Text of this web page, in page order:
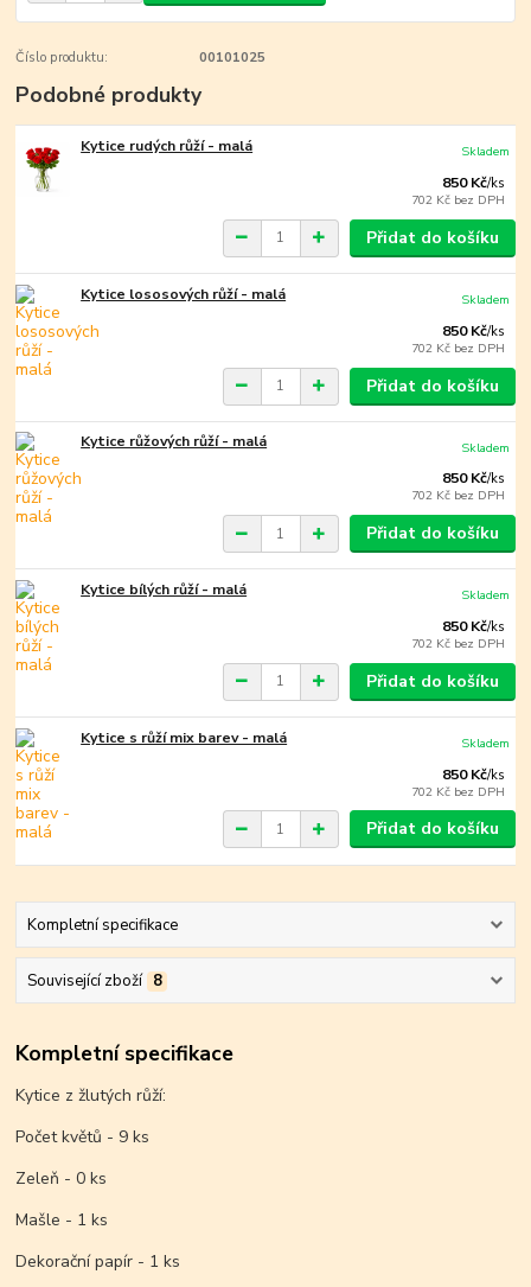
Číslo produktu: 00101025
Podobné produkty
Kytice rudých růží - malá
850 Kč/ks
702 Kč bez DPH
Skladem
Přidat do košíku
Kytice lososových růží - malá
850 Kč/ks
702 Kč bez DPH
Skladem
Přidat do košíku
Kytice růžových růží - malá
850 Kč/ks
702 Kč bez DPH
Skladem
Přidat do košíku
Kytice bílých růží - malá
850 Kč/ks
702 Kč bez DPH
Skladem
Přidat do košíku
Kytice s růží mix barev - malá
850 Kč/ks
702 Kč bez DPH
Skladem
Přidat do košíku
Kompletní specifikace
Související zboží 8
Kompletní specifikace
Kytice z žlutých růží:
Počet květů - 9 ks
Zeleň - 0 ks
Mašle - 1 ks
Dekorační papír - 1 ks